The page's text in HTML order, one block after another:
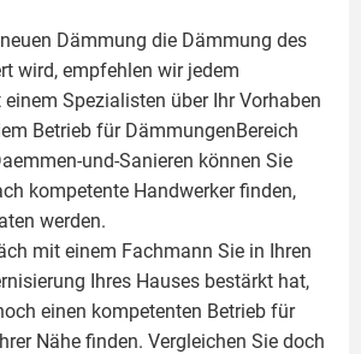
Dämmung die Dämmung des
wird, empfehlen wir jedem
Spezialisten über Ihr Vorhaben
Betrieb für DämmungenBereich
und-Sanieren können Sie
kompetente Handwerker finden,
werden.
mit einem Fachmann Sie in Ihren
Ihres Hauses bestärkt hat,
einen kompetenten Betrieb für
Nähe finden. Vergleichen Sie doch